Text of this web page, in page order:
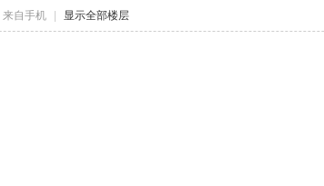
来自手机 显示全部楼层